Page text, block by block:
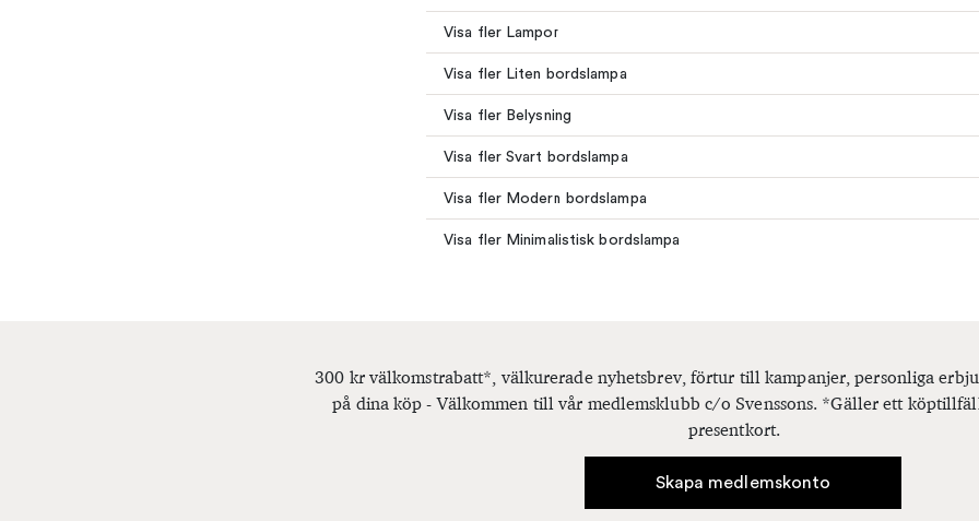
Visa fler Lampor
Visa fler Liten bordslampa
Visa fler Belysning
Visa fler Svart bordslampa
Visa fler Modern bordslampa
Visa fler Minimalistisk bordslampa
300 kr välkomstrabatt*, välkurerade nyhetsbrev, förtur till kampanjer, personliga
på dina köp - Välkommen till vår medlemsklubb c/o Svenssons. *Gäller ett
presentkort.
Skapa medlemskonto